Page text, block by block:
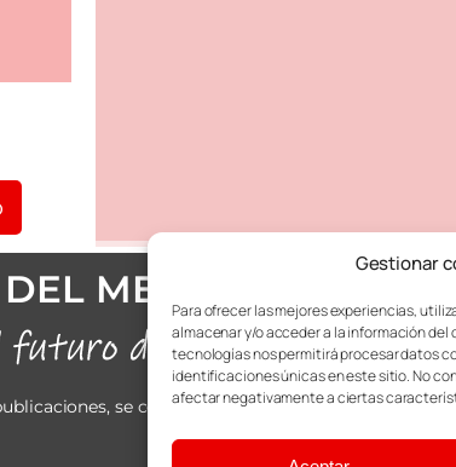
Gestionar
Para ofrecer las mejores experiencias,
almacenar y/o acceder a la información
tecnologías nos permitirá procesar datos
identificaciones únicas en este sitio. No
afectar negativamente a ciertas
METAL DE
se considerarán alusivas al masculino y